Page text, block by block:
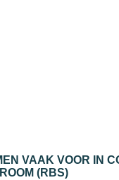
VAAK VOOR IN
(RBS)